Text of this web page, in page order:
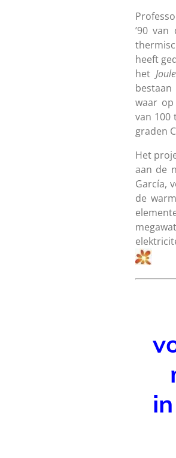
’90
heeft
het Joule
bestaan
waar
van 100
graden
Het
aan de
García,
de